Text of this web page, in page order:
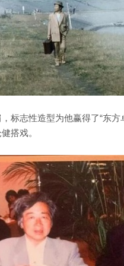
标志性造型为他赢得了“东
搭戏。